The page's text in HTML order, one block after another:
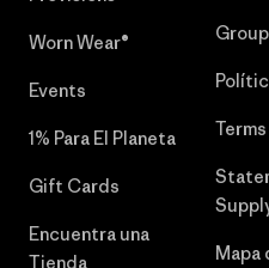
Worn Wear®
Events
1% Para El Planeta
Gift Cards
Encuentra una
Tienda
Mapa